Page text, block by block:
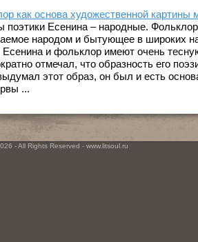
как основа художественной картины
поэтики Есенина – народные. Фольклор
народом и бытующее в широких
Есенина и фольклор имеют очень
отмечал, что образность его
этот образ, он был и есть
...
- All Rights Reserved - www.litsoul.ru